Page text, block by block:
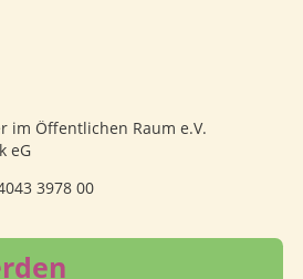
im Öffentlichen Raum e.V.
eG
3978 00